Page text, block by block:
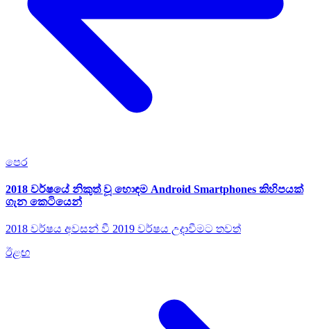
පෙර
2018 වර්ෂයේ නිකුත් වූ හොඳම Android Smartphones කිහිපයක්
ගැන කෙටියෙන්
2018 වර්ෂය අවසන් වී 2019 වර්ෂය උදාවීමට තවත්
ඊළඟ